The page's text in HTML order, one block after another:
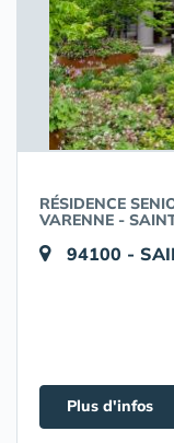
RÉSIDENCE
VARENNE -
94100 -
Plus d'infos